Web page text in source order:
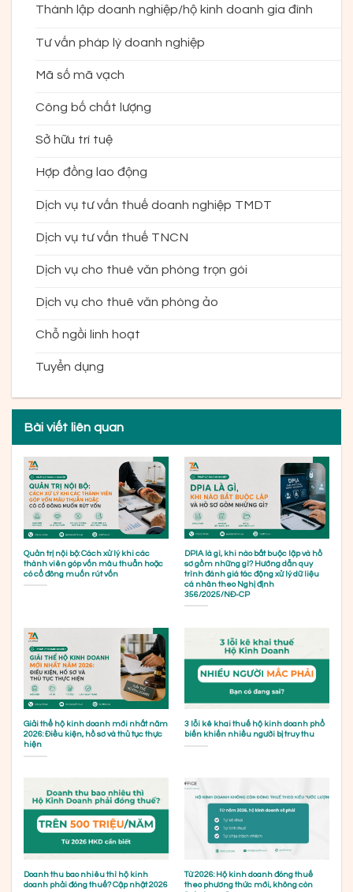
Thành lập doanh nghiệp/hộ kinh doanh gia đình
Tư vấn pháp lý doanh nghiệp
Mã số mã vạch
Công bố chất lượng
Sở hữu trí tuệ
Hợp đồng lao động
Dịch vụ tư vấn thuế doanh nghiệp TMDT
Dịch vụ tư vấn thuế TNCN
Dịch vụ cho thuê văn phòng trọn gói
Dịch vụ cho thuê văn phòng ảo
Chỗ ngồi linh hoạt
Tuyển dụng
Bài viết liên quan
Quản trị nội bộ: Cách xử lý khi các
thành viên góp vốn mâu thuẫn hoặc
có cổ đông muốn rút vốn
DPIA là gì, khi nào bắt buộc lập và hồ
sơ gồm những gì? Hướng dẫn quy
trình đánh giá tác động xử lý dữ liệu
cá nhân theo Nghị định
356/2025/NĐ-CP
Giải thể hộ kinh doanh mới nhất năm
2026: Điều kiện, hồ sơ và thủ tục thực
hiện
3 lỗi kê khai thuế hộ kinh doanh phổ
biến khiến nhiều người bị truy thu
Doanh thu bao nhiêu thì hộ kinh
doanh phải đóng thuế? Cập nhật 2026
Từ 2026: Hộ kinh doanh đóng thuế
theo phương thức mới, không còn